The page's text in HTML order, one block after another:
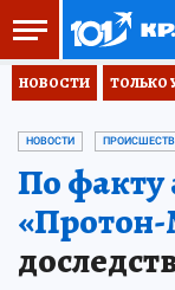
НОВОСТИ ТОЛЬКО
НОВОСТИ
По факту